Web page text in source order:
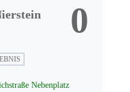
0
Nebenplatz